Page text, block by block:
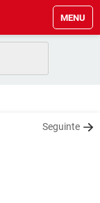
MENU
Seguinte